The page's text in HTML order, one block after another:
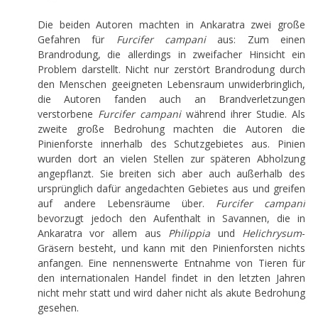
Die beiden Autoren machten in Ankaratra zwei große
Gefahren für Furcifer campaniaus: Zum einen
Brandrodung, die allerdings in zweifacher Hinsicht ein
Problem darstellt. Nicht nur zerstört Brandrodung durch
den Menschen geeigneten Lebensraum unwiderbringlich,
die Autoren fanden auch an Brandverletzungen
verstorbene Furcifer campaniwährend ihrer Studie. Als
zweite große Bedrohung machten die Autoren die
Pinienforste innerhalb des Schutzgebietes aus. Pinien
wurden dort an vielen Stellen zur späteren Abholzung
angepflanzt. Sie breiten sich aber auch außerhalb des
ursprünglich dafür angedachten Gebietes aus und greifen
auf andere Lebensräume über. Furcifer campani
bevorzugt jedoch den Aufenthalt in Savannen, die in
Ankaratra vor allem aus Philippia und Helichrysum-
Gräsern besteht, und kann mit den Pinienforsten nichts
anfangen. Eine nennenswerte Entnahme von Tieren für
den internationalen Handel findet in den letzten Jahren
nicht mehr statt und wird daher nicht als akute Bedrohung
gesehen.